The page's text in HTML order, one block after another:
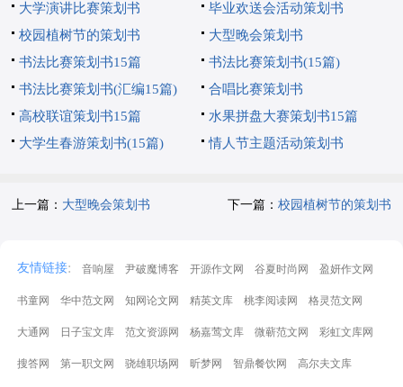
大学演讲比赛策划书
毕业欢送会活动策划书
校园植树节的策划书
大型晚会策划书
书法比赛策划书15篇
书法比赛策划书(15篇)
书法比赛策划书(汇编15篇)
合唱比赛策划书
高校联谊策划书15篇
水果拼盘大赛策划书15篇
大学生春游策划书(15篇)
情人节主题活动策划书
上一篇： 大型晚会策划书 下一篇： 校园植树节的策划书
友情链接: 音响屋 尹破魔博客 开源作文网 谷夏时尚网 盈妍作文网
书童网 华中范文网 知网论文网 精英文库 桃李阅读网 格灵范文网
大通网 日子宝文库 范文资源网 杨嘉莺文库 微蕲范文网 彩虹文库网
搜答网 第一职文网 骁雄职场网 昕梦网 智鼎餐饮网 高尔夫文库